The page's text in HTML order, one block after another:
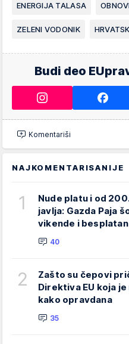
ENERGIJA TALASA
ZELENI VODONIK
Budi deo
Komentariši
NAJKOMENTARISANIJE
1
Nude platu i od
javlja: Gazda Paja
vikende i
40
2
Zašto su čepovi
Direktiva EU koja
kako opravdana
35